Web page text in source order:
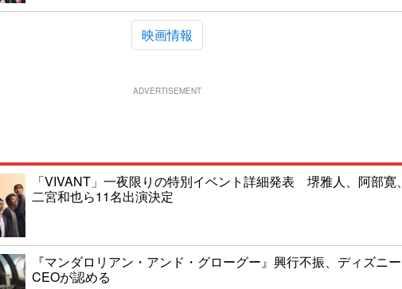
映画情報
ADVERTISEMENT
「VIVANT」一夜限りの特別イベント詳細発表 堺雅人、阿部寛、
二宮和也ら11名出演決定
『マンダロリアン・アンド・グローグー』興行不振、ディズニー
CEOが認める